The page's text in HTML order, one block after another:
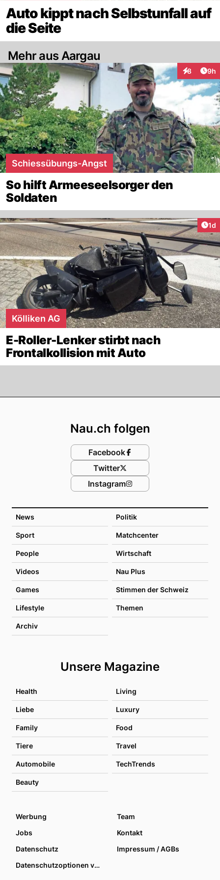
Auto kippt nach Selbstunfall auf
die Seite
Mehr aus Aargau
8 9h
Schiessübungs-Angst
So hilft Armeeseelsorger den
Soldaten
1d
Kölliken AG
E-Roller-Lenker stirbt nach
Frontalkollision mit Auto
News Politik
Sport Matchcenter
People Wirtschaft
Videos Nau Plus
Games Stimmen der Schweiz
Lifestyle Themen
Archiv
Unsere Magazine
Health Living
Liebe Luxury
Family Food
Tiere Travel
Automobile TechTrends
Beauty
Nau.ch folgen
Facebook
Twitter
Instagram
Werbung
Team
Jobs
Kontakt
Datenschutz
Impressum / AGBs
Datenschutzoptionen verwalten